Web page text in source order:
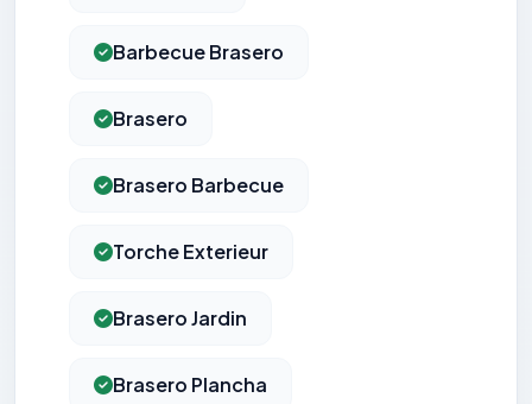
Barbecue Brasero
Brasero
Brasero Barbecue
Torche Exterieur
Brasero Jardin
Brasero Plancha